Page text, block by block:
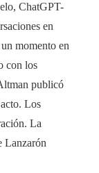
ChatGPT-
en
momento en
con los
publicó
Los
La
Lanzarón